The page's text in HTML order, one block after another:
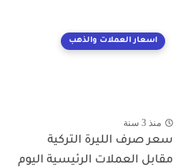
اسعار العملات والذهب
منذ 3 سنة
سعر صرف الليرة التركية
مقابل العملات الرئيسية اليوم